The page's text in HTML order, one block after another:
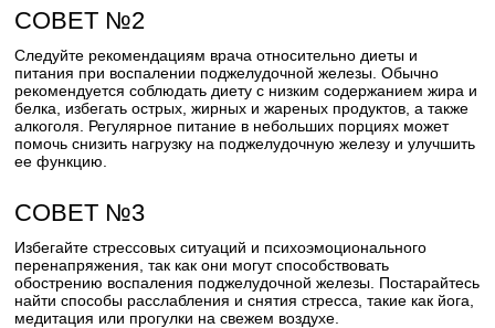
СОВЕТ №2
Следуйте рекомендациям врача относительно диеты и
питания при воспалении поджелудочной железы. Обычно
рекомендуется соблюдать диету с низким содержанием жира и
белка, избегать острых, жирных и жареных продуктов, а также
алкоголя. Регулярное питание в небольших порциях может
помочь снизить нагрузку на поджелудочную железу и улучшить
ее функцию.
СОВЕТ №3
Избегайте стрессовых ситуаций и психоэмоционального
перенапряжения, так как они могут способствовать
обострению воспаления поджелудочной железы. Постарайтесь
найти способы расслабления и снятия стресса, такие как йога,
медитация или прогулки на свежем воздухе.